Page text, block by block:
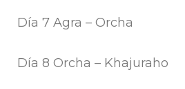
Día 7 Agra – Orcha
Día 8 Orcha – Khajuraho